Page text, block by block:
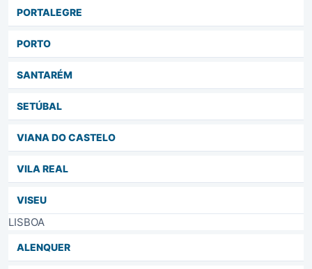
PORTALEGRE
PORTO
SANTARÉM
SETÚBAL
VIANA DO CASTELO
VILA REAL
VISEU
LISBOA
ALENQUER